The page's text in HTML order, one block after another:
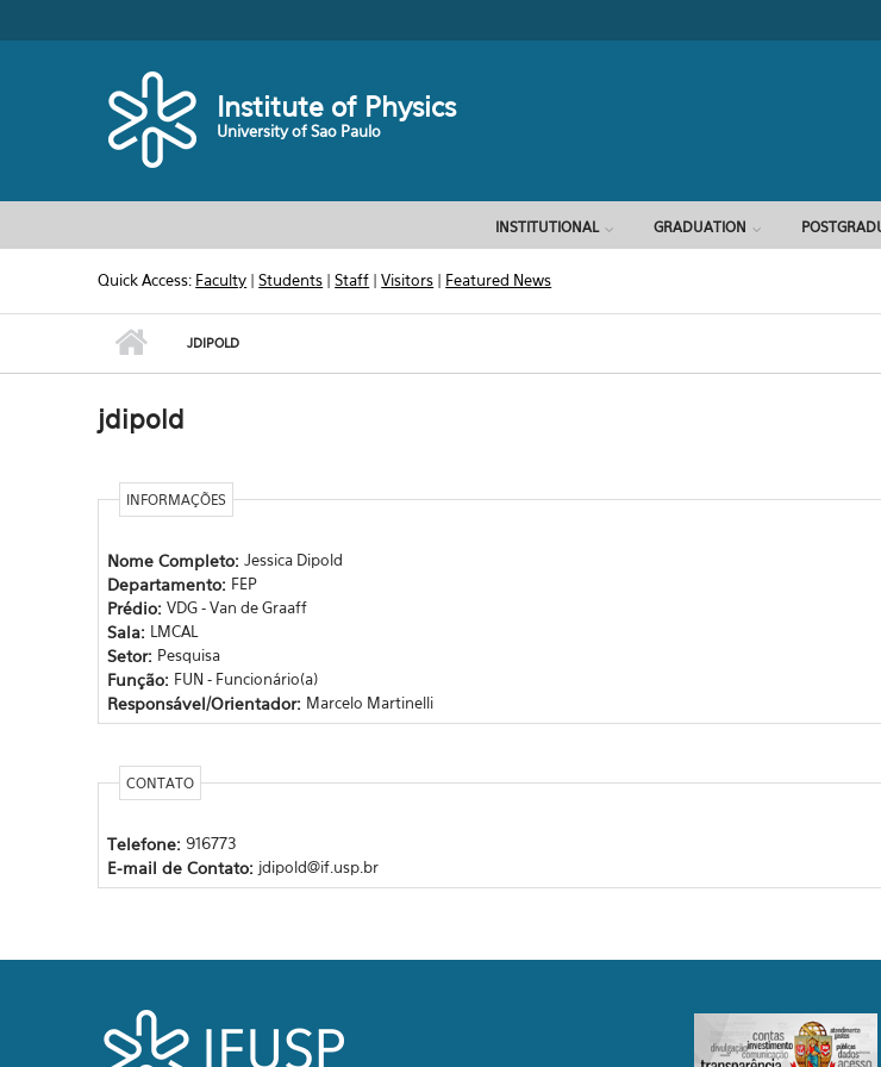
Institute of Physics
University of Sao Paulo
INSTITUTIONAL GRADUATION
Quick Access: Faculty |Students |Staff |Visitors | Featured News
JDIPOLD
jdipold
INFORMAÇÕES
Nome Completo: Jessica Dipold
Departamento: FEP
Prédio: VDG - Van de Graaff
Sala: LMCAL
Setor: Pesquisa
Função: FUN - Funcionário(a)
Responsável/Orientador: Marcelo Martinelli
CONTATO
Telefone: 916773
E-mail de Contato: jdipold@if.usp.br